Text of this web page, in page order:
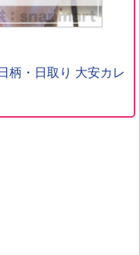
柄・日取り 大安カレ